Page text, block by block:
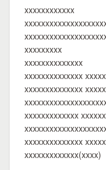
xxxxxxxxxxxx
xxxxxxxxx
xxxxxxxxxxxxxx
xxxxxxxxxxxxxx xxxxx
xxxxxxxxxxxxxx
xxxxxxxxxxxxx
xxxxxxxxxxxxxx
xxxxxxxxxxxxx(xxxx)